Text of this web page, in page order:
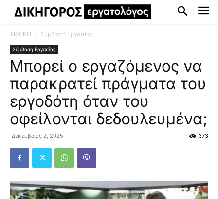
ΑΡΧΙΚΗ Σύμβαση Εργασίας
Σύμβαση Εργασίας
Μπορεί ο εργαζόμενος να
παρακρατεί πράγματα του
εργοδότη όταν του
οφείλονται δεδουλευμένα;
Δεκέμβριος 2, 2025 373